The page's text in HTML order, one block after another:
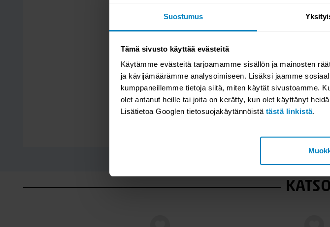
Suostumus
Tämä sivusto käyttää evästeitä
Käytämme evästeitä tarjoamamme sisällön ja mainosten
ja kävijämäärämme analysoimiseen. Lisäksi jaamme
kumppaneillemme tietoja siitä, miten käytät sivustoamme.
olet antanut heille tai joita on kerätty, kun olet käyttänyt
Lisätietoa Googlen tietosuojakäytännöistä tästä linkistä.